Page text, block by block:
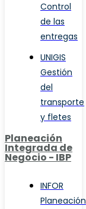
Control
de las
entregas
UNIGIS
Gestión
del
transporte
y fletes
Planeación
Integrada de
Negocio - IBP
INFOR
Planeación